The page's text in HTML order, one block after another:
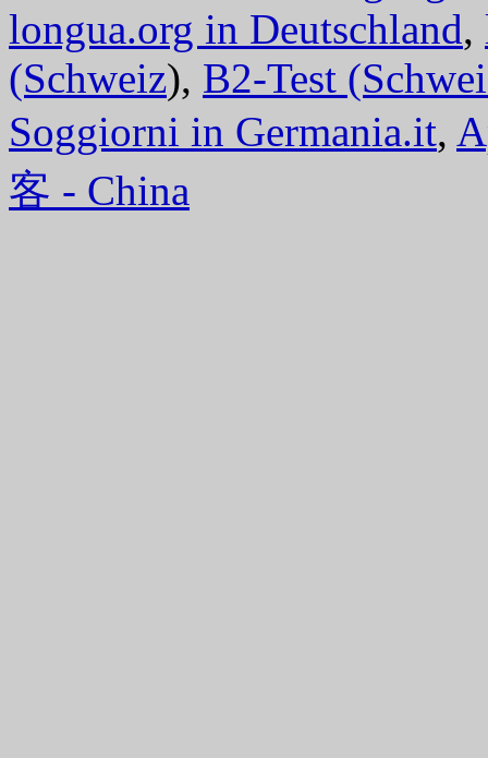
longua.org in Deutschland,
(Schweiz), B2-Test
Soggiorni in Germania.it,
客 - China